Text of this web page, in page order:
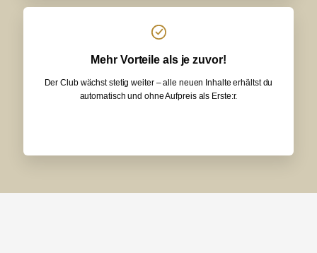
Mehr Vorteile als je zuvor!
Der Club wächst stetig weiter – alle neuen Inhalte erhältst du
automatisch und ohne Aufpreis als Erste:r.